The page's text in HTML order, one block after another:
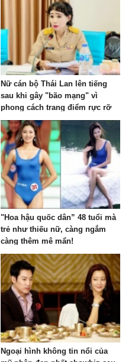
Nữ cán bộ Thái Lan lên tiếng
sau khi gây "bão mạng" vì
phong cách trang điểm rực rỡ
trong cuộc họp ngân sách
"Hoa hậu quốc dân” 48 tuổi mà
trẻ như thiếu nữ, càng ngắm
càng thêm mê mẩn!
Ngoại hình không tin nổi của